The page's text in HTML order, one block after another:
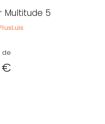
Multitude 5
de
€